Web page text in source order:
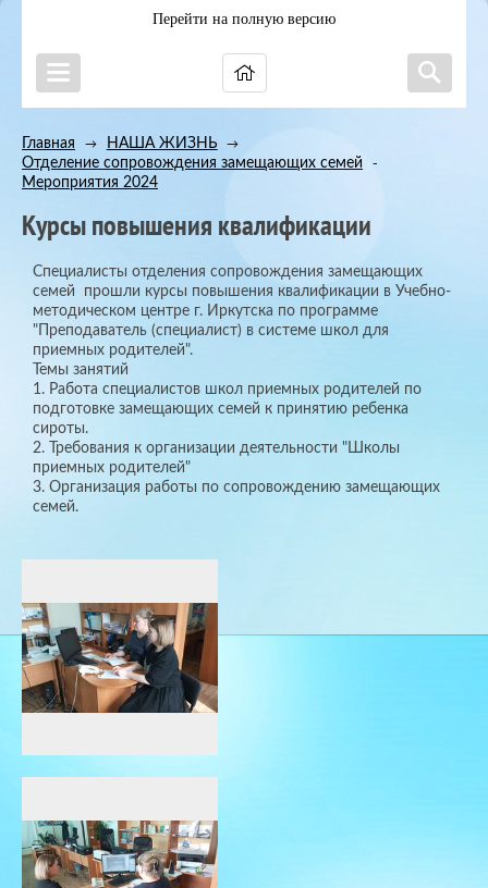
Перейти на полную версию
Главная → НАША ЖИЗНЬ →
Отделение сопровождения замещающих семей →
Мероприятия 2024
Курсы повышения квалификации
Специалисты отделения сопровождения замещающих
семей прошли курсы повышения квалификации в Учебно-
методическом центре г. Иркутска по программе
"Преподаватель (специалист) в системе школ для
приемных родителей".
Темы занятий
1. Работа специалистов школ приемных родителей по
подготовке замещающих семей к принятию ребенка
сироты.
2. Требования к организации деятельности "Школы
приемных родителей"
3. Организация работы по сопровождению замещающих
семей.